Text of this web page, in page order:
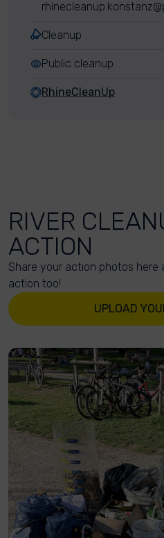
Cleanup
Public cleanup
RhineCleanUp
RIVER
ACTION
Share your action photos here
action too!
UPLOAD